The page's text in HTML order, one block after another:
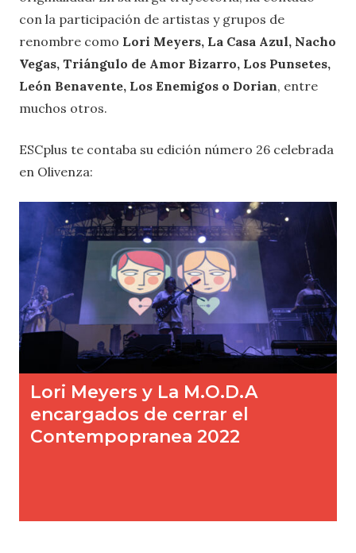
con la participación de artistas y grupos de
renombre como Lori Meyers, La Casa Azul, Nacho
Vegas, Triángulo de Amor Bizarro, Los Punsetes,
León Benavente, Los Enemigos o Dorian, entre
muchos otros.
ESCplus te contaba su edición número 26 celebrada
en Olivenza: